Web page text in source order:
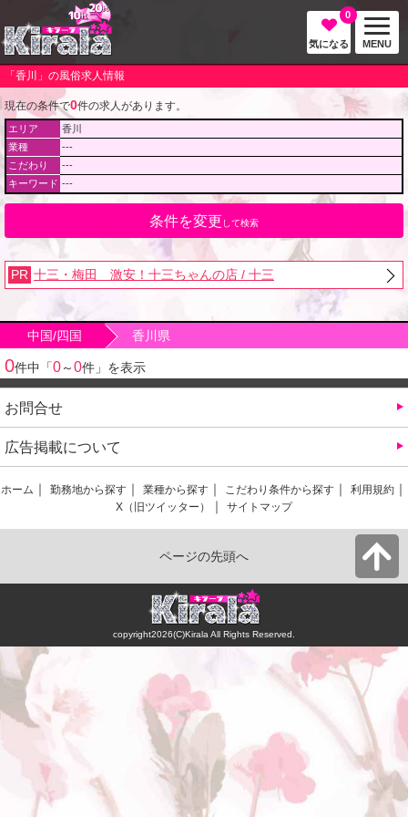
MENU
気になる
0
「香川」の風俗求人情報
現在の条件で0件の求人があります。
エリア
香川
業種
---
こだわり
---
キーワード ---
条件を変更 して検索
PR 十三・梅田 激安！十三ちゃんの店 / 十三
中国/四国 香川県
0件中「0～0件」を表示
お問合せ
広告掲載について
ホーム 勤務地から探す 業種から探す こだわり条件から探す
利用規約
X（旧ツイッター）
サイトマップ
ページの先頭へ
copyright2026(C)Kirala All Rights Reserved.